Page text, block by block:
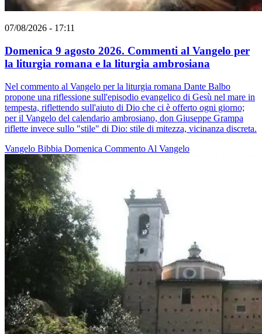
07/08/2026 - 17:11
Domenica 9 agosto 2026. Commenti al Vangelo per
la liturgia romana e la liturgia ambrosiana
Nel commento al Vangelo per la liturgia romana Dante Balbo
propone una riflessione sull'episodio evangelico di Gesù nel mare in
tempesta, riflettendo sull'aiuto di Dio che ci è offerto ogni giorno;
per il Vangelo del calendario ambrosiano, don Giuseppe Grampa
riflette invece sullo "stile" di Dio: stile di mitezza, vicinanza discreta.
Vangelo Bibbia Domenica Commento Al Vangelo